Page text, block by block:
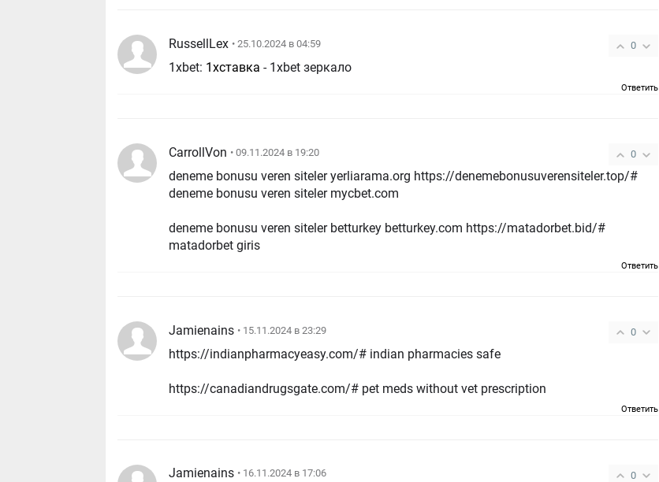
0
RussellLex • 25.10.2024 в 04:59
1xbet: 1хставка - 1xbet зеркало
Ответить
0
CarrollVon • 09.11.2024 в 19:20
deneme bonusu veren siteler yerliarama.org https://denemebonusuverensiteler.top/#
deneme bonusu veren siteler mycbet.com
deneme bonusu veren siteler betturkey betturkey.com https://matadorbet.bid/#
matadorbet giris
Ответить
0
Jamienains • 15.11.2024 в 23:29
https://indianpharmacyeasy.com/# indian pharmacies safe
https://canadiandrugsgate.com/# pet meds without vet prescription
Ответить
0
Jamienains • 16.11.2024 в 17:06